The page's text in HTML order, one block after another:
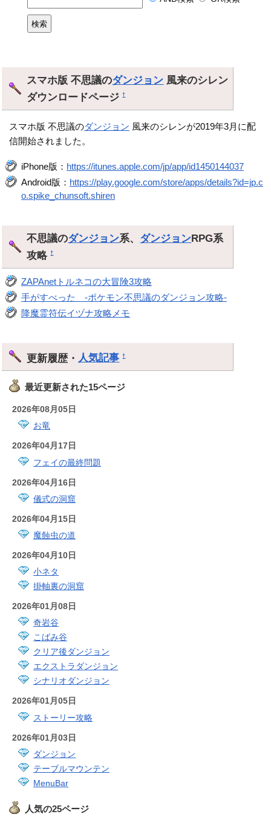
スマホ版 不思議のダンジョン 風来のシレン
ダウンロードページ†
スマホ版 不思議のダンジョン 風来のシレンが2019年3月に配
信開始されました。
iPhone版： https://itunes.apple.com/jp/app/id1450144037
Android版： https://play.google.com/store/apps/details?id=jp.c
o.spike_chunsoft.shiren
不思議のダンジョン系、 ダンジョンRPG系
攻略†
ZAPAnetトルネコの大冒険3攻略
手がすべった -ポケモン不思議のダンジョン攻略-
降魔霊符伝イヅナ攻略メモ
更新履歴・ 人気記事 †
最近更新された15ページ
2026年08月05日
お竜
2026年04月17日
フェイの最終問題
2026年04月16日
儀式の洞窟
2026年04月15日
魔蝕虫の道
2026年04月10日
小ネタ
掛軸裏の洞窟
2026年01月08日
奇岩谷
こばみ谷
クリア後ダンジョン
エクストラダンジョン
シナリオダンジョン
2026年01月05日
ストーリー攻略
2026年01月03日
ダンジョン
テーブルマウンテン
MenuBar
人気の25ページ